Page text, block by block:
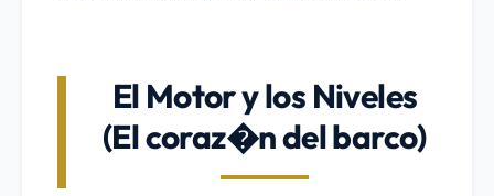
El Motor y los Niveles
(El coraz�n del barco)